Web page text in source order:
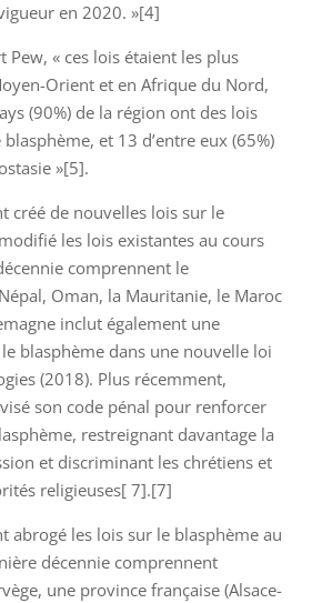
en 2020. »[4]
Pew, « ces lois étaient les plus
Orient et en Afrique du Nord,
(90%) de la région ont des lois
et 13 d’entre eux (65%)
»[5].
créé de nouvelles lois sur le
les lois existantes au cours
comprennent le
Oman, la Mauritanie, le Maroc
inclut également une
blasphème dans une nouvelle loi
(2018). Plus récemment,
son code pénal pour renforcer
restreignant davantage la
et discriminant les chrétiens et
religieuses[ 7].[7]
abrogé les lois sur le blasphème au
décennie comprennent
une province française (Alsace-